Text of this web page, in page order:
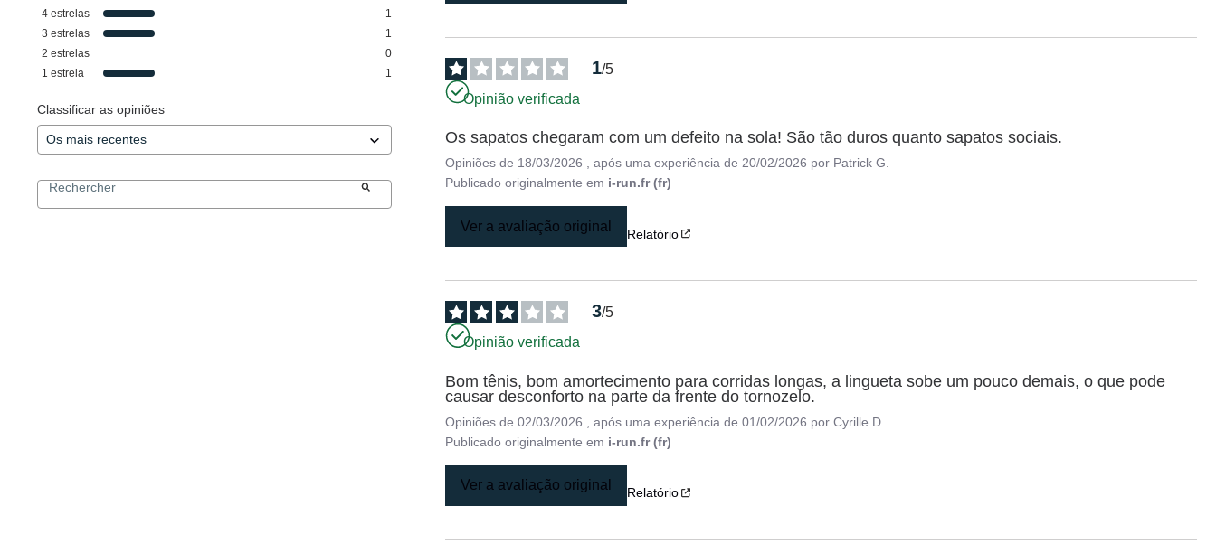
4 estrelas
1
3 estrelas
1
2 estrelas
0
1 estrela 1
Classificar as opiniões
1/5
Opinião verificada
Os sapatos chegaram com um defeito na sola! São tão duros quanto sapatos sociais.
Opiniões de 18/03/2026 , após uma experiência de 20/02/2026 por Patrick G.
Publicado originalmente em i-run.fr (fr)
Ver a avaliação original Relatório
3/5
Opinião verificada
Bom tênis, bom amortecimento para corridas longas, a lingueta sobe um pouco demais, o que pode
causar desconforto na parte da frente do tornozelo.
Opiniões de02/03/2026 , após uma experiência de01/02/2026 porCyrille D.
Publicado originalmente em i-run.fr (fr)
Ver a avaliação original Relatório